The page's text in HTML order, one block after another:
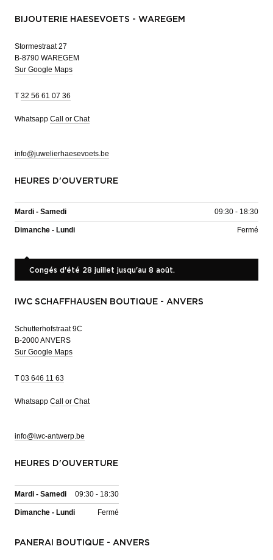
BIJOUTERIE HAESEVOETS - WAREGEM
Stormestraat 27
B-8790 WAREGEM
Sur Google Maps
T 32 56 61 07 36
Whatsapp Call or Chat
info@juwelierhaesevoets.be
HEURES D'OUVERTURE
Mardi - Samedi 09:30 - 18:30
Dimanche - Lundi Fermé
Congés d'été 28 juillet jusqu'au 8 août.
IWC SCHAFFHAUSEN BOUTIQUE - ANVERS
Schutterhofstraat 9C
B-2000 ANVERS
Sur Google Maps
T 03 646 11 63
Whatsapp Call or Chat
info@iwc-antwerp.be
HEURES D'OUVERTURE
Mardi - Samedi 09:30 - 18:30
Dimanche - Lundi Fermé
PANERAI BOUTIQUE - ANVERS